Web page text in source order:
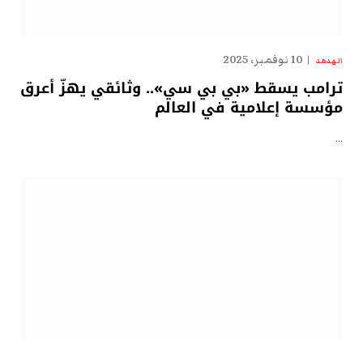
الهدهد 10 نوفمبر، 2025
ترامب يسقط «بي بي سي».. وثائقي يهزّ أعرق
مؤسسة إعلامية في العالم
…